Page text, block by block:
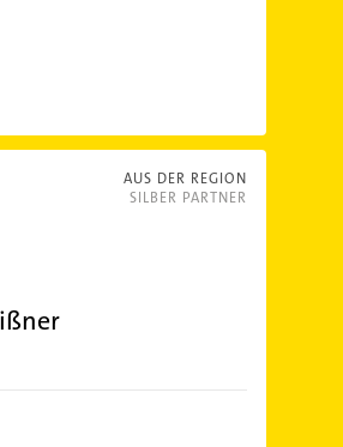
AUS DER REGION
SILBER PARTNER